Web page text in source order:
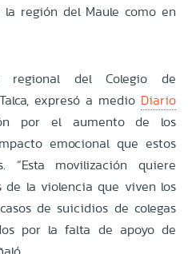
región del Maule como en
regional del Colegio de
expresó a medio Diario
por el aumento de los
emocional que estos
“Esta movilización quiere
de la violencia que viven los
de suicidios de colegas
por la falta de apoyo de